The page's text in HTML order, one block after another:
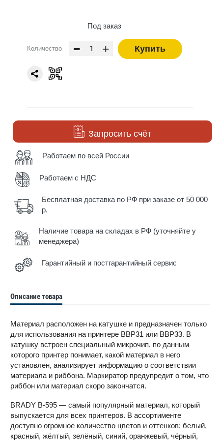
Под заказ
Количество - + Купить
Запросить счёт
Работаем по всей России
Работаем с НДС
Бесплатная доставка по РФ при заказе от 50 000
р.
Наличие товара на складах в РФ (уточняйте у
менеджера)
Гарантийный и постгарантийный сервис
Описание товара
Материал расположен на катушке и предназначен только
для использования на принтере BBP31 или BBP33. В
катушку встроен специальный микрочип, по данным
которого принтер понимает, какой материал в него
установлен, анализирует информацию о соответствии
материала и риббона. Маркиратор предупредит о том, что
риббон или материал скоро закончатся.
BRADY B-595 — самый популярный материал, который
выпускается для всех принтеров. В ассортименте
доступно огромное количество цветов и оттенков: белый,
красный, жёлтый, зелёный, синий, оранжевый, чёрный,